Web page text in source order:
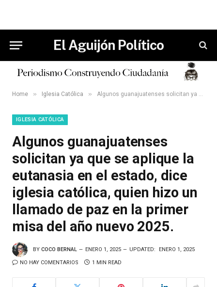
El Aguijón Político
Home » Iglesia Católica » Algunos guanajuatenses solicitan ya que se aplique la eutanasia en el estado, dice iglesia católica, quien hizo un llamado de paz en la primer misa del año nuevo 2025.
IGLESIA CATÓLICA
Algunos guanajuatenses
solicitan ya que se aplique la
eutanasia en el estado, dice
iglesia católica, quien hizo un
llamado de paz en la primer
misa del año nuevo 2025.
BY COCO BERNAL ENERO 1, 2025 UPDATED: ENERO 1, 2025
NO HAY COMENTARIOS 1 MIN READ